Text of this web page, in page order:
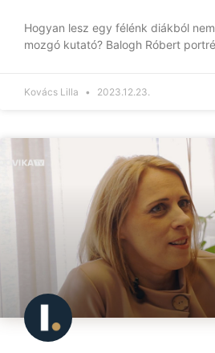
Hogyan lesz egy félénk diákból
mozgó kutató? Balogh Róbert
Kovács Lilla 2023.12.23.